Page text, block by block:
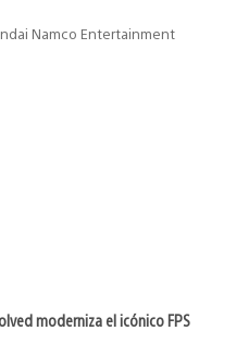
Namco Entertainment
moderniza el icónico FPS